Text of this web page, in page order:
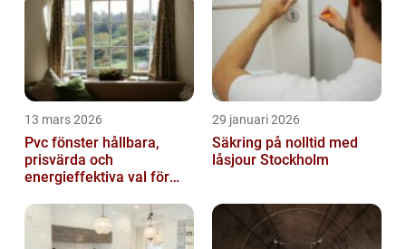
13 mars 2026
Pvc fönster hållbara,
prisvärda och
energieffektiva val för
29 januari 2026
Säkring på nolltid med
låsjour Stockholm